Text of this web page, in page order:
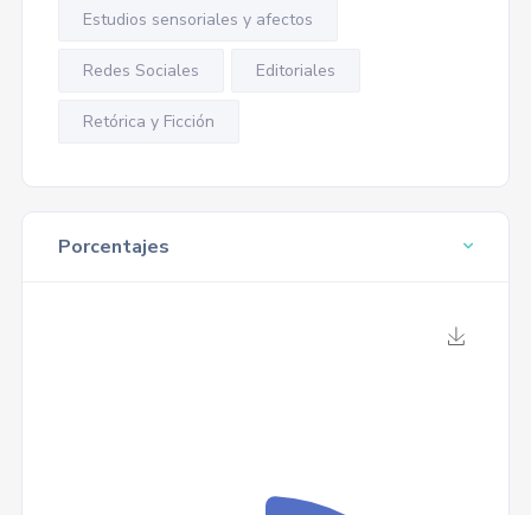
Estudios sensoriales y afectos
Redes Sociales Editoriales
Retórica y Ficción
Porcentajes